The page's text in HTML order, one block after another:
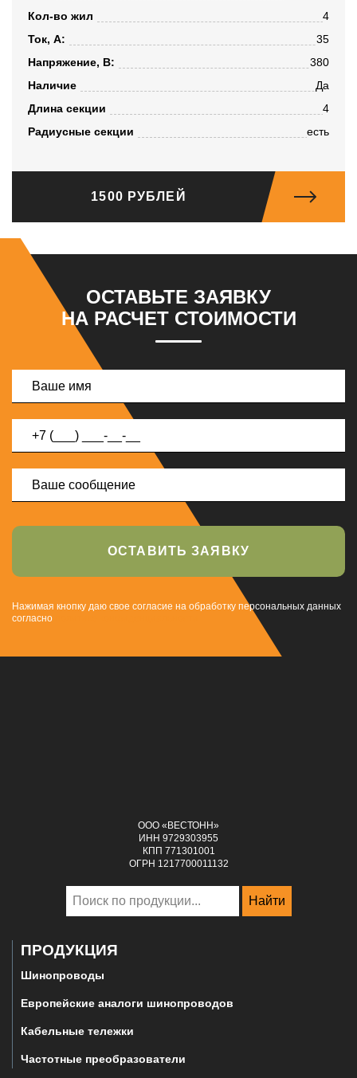
Кол-во жил
4
Ток, А:
35
Напряжение, B:
380
Наличие
Да
Длина секции
4
Радиусные секции
есть
1500 РУБЛЕЙ
ОСТАВЬТЕ ЗАЯВКУ
НА РАСЧЕТ СТОИМОСТИ
ОСТАВИТЬ ЗАЯВКУ
Нажимая кнопку даю свое согласие на обработку персональных данных
согласно
ООО «ВЕСТОНН»
ИНН 9729303955
КПП 771301001
ОГРН 1217700011132
Найти
ПРОДУКЦИЯ
Шинопроводы
Европейские аналоги шинопроводов
Кабельные тележки
Частотные преобразователи